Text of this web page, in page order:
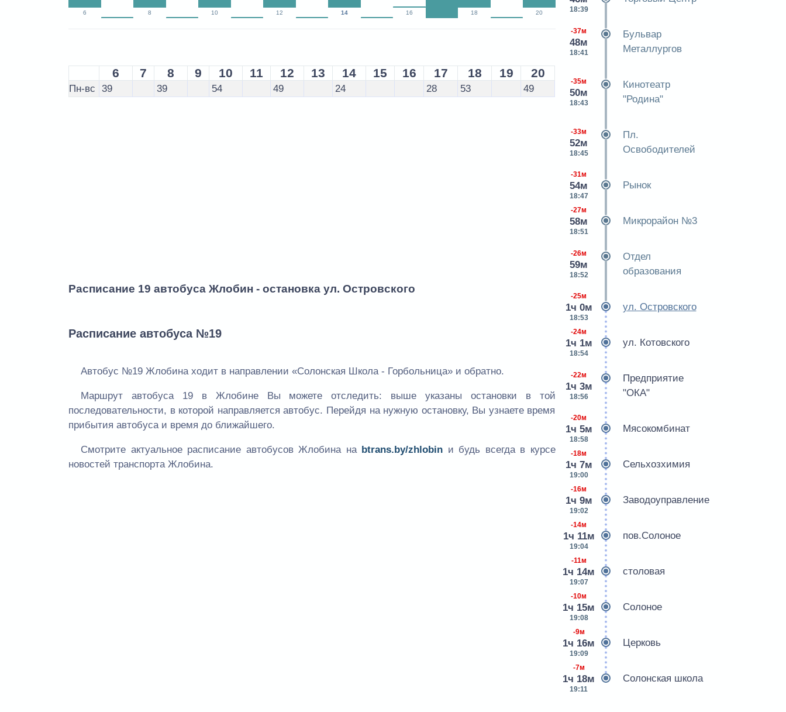
6 8 10 12 14 16 18 20
6 7 8 9 10 11 12 13 14 15 16 17 18 19 20
Пн-вс 39 39 54 49 24 28 53 49
Расписание 19 автобуса Жлобин - остановка ул. Островского
Расписание автобуса №19
Автобус №19 Жлобина ходит в направлении «Солонская Школа - Горбольница» и обратно.
Маршрут автобуса 19 в Жлобине Вы можете отследить: выше указаны остановки в той
последовательности, в которой направляется автобус. Перейдя на нужную остановку, Вы узнаете время
прибытия автобуса и время до ближайшего.
Смотрите актуальное расписание автобусов Жлобина на btrans.by/zhlobin и будь всегда в курсе
новостей транспорта Жлобина.
18:39
-37м
48м
18:41
Бульвар
Металлургов
-35м
50м
18:43
Кинотеатр
"Родина"
-33м
52м
18:45
Пл.
Освободителей
-31м
54м
18:47
Рынок
-27м
58м
18:51
Микрорайон №3
-26м
59м
18:52
Отдел
образования
-25м
1ч 0м
18:53
ул. Островского
-24м
1ч 1м
18:54
ул. Котовского
-22м
1ч 3м
18:56
Предприятие
"ОКА"
-20м
1ч 5м
18:58
Мясокомбинат
-18м
1ч 7м
19:00
Сельхозхимия
-16м
1ч 9м
19:02
Заводоуправление
-14м
1ч 11м
19:04
пов.Солоное
-11м
1ч 14м
19:07
столовая
-10м
1ч 15м
19:08
Солоное
-9м
1ч 16м
19:09
Церковь
-7м
1ч 18м
19:11
Солонская школа